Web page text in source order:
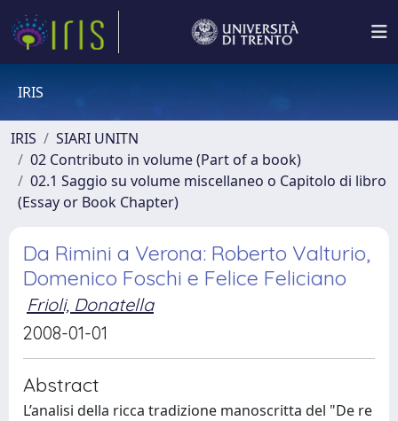
IRIS
IRIS
SIARI UNITN
02 Contributo in volume (Part of a book)
02.1 Saggio su volume miscellaneo o Capitolo di libro
(Essay or Book Chapter)
Da Rimini a Verona: Roberto Valturio,
Domenico Foschi e Felice Feliciano
Frioli, Donatella
2008-01-01
Abstract
L’analisi della ricca tradizione manoscritta del "De re